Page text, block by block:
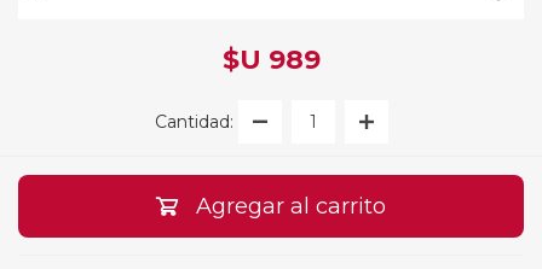
$U 989
Cantidad:
Agregar al carrito